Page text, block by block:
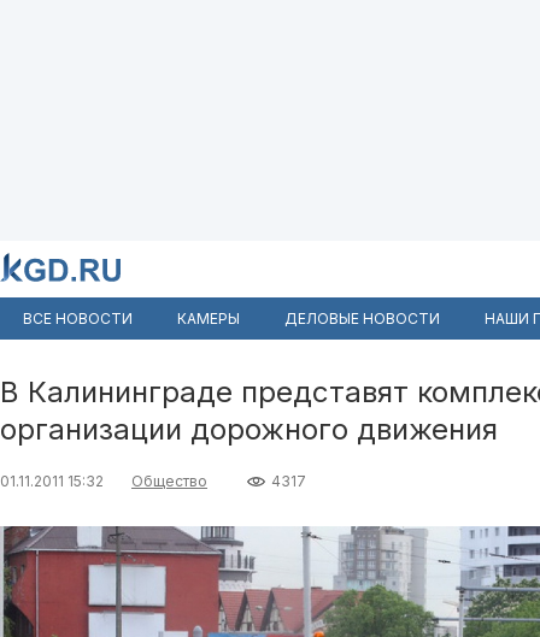
ВСЕ НОВОСТИ КАМЕРЫ ДЕЛОВЫЕ НОВОСТИ НАШИ
В Калининграде представят
организации дорожного движения
01.11.2011 15:32 Общество 4317